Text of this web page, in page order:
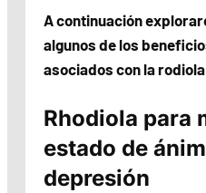
A continuación
algunos de los
asociados con la
Rhodiola para
estado de
depresión